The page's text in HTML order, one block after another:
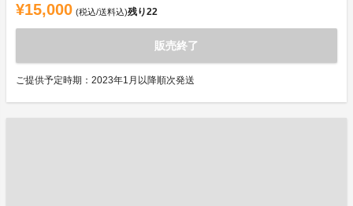
¥15,000 (税込/送料込)残り22
販売終了
ご提供予定時期：2023年1月以降順次発送